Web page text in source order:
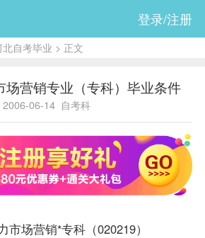
登录/注册
北自考毕业 > 正文
场营销专业（专科）毕业条件
2006-06-14 自考科
市场营销*专科（020219）